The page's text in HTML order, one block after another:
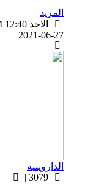
المزيد
الاحد PM 12:40
2021-06-27
الداروينية